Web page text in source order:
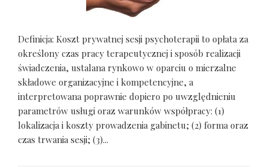
Definicja: Koszt prywatnej sesji psychoterapii to opłata za
określony czas pracy terapeutycznej i sposób realizacji
świadczenia, ustalana rynkowo w oparciu o mierzalne
składowe organizacyjne i kompetencyjne, a
interpretowana poprawnie dopiero po uwzględnieniu
parametrów usługi oraz warunków współpracy: (1)
lokalizacja i koszty prowadzenia gabinetu; (2) forma oraz
czas trwania sesji; (3)...